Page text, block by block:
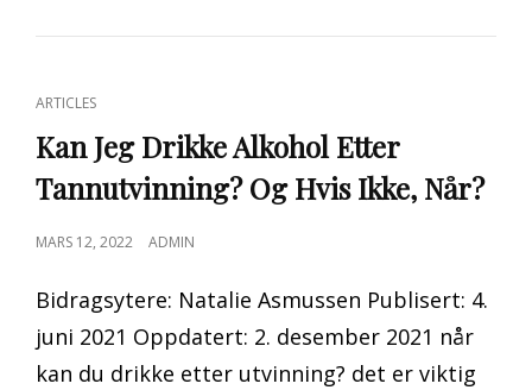
MASKINVASK
CAT
LINKS
ARTICLES
Kan Jeg Drikke Alkohol Etter
Tannutvinning? Og Hvis Ikke, Når?
POSTED
MARS 12, 2022 ADMIN
Bidragsytere: Natalie Asmussen Publisert: 4.
juni 2021 Oppdatert: 2. desember 2021 når
kan du drikke etter utvinning? det er viktig